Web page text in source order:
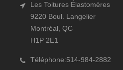
Les Toitures Élastomères
9220 Boul. Langelier
Montréal, QC
H1P 2E1
Téléphone:514-984-2882